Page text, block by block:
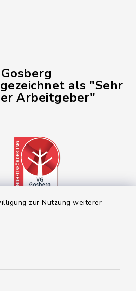
zur Nutzung weiterer
als "Sehr
Arbeitgeber"